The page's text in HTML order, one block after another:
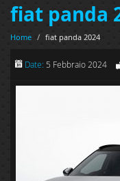
fiat panda
Home / fiat panda 2024
Date: 5 Febbraio 2024